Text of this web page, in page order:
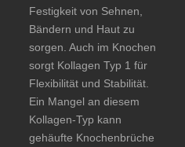
Festigkeit von Sehnen,
Bändern und Haut zu
sorgen. Auch im Knochen
sorgt Kollagen Typ 1 für
Flexibilität und Stabilität.
Ein Mangel an diesem
Kollagen-Typ kann
gehäufte Knochenbrüche